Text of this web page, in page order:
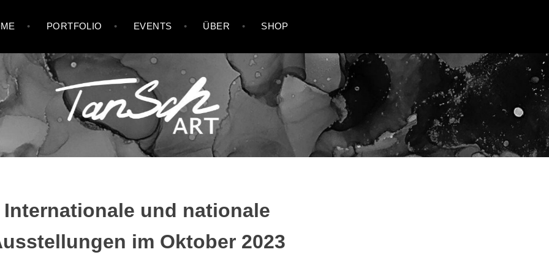
PORTFOLIO EVENTS ÜBER SHOP
Internationale und nationale
im Oktober 2023